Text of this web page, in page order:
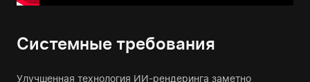
Системные требования
Улучшенная технология ИИ-рендеринга заметно